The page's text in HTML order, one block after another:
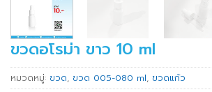
ขวดอโรม่า ขาว 10 ml
หมวดหมู่: ขวด, ขวด 005-080 ml, ขวดแก้ว